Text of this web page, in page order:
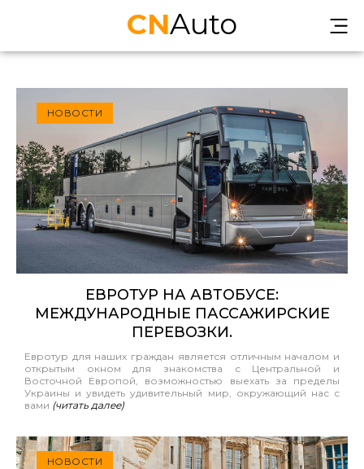
CNAuto
НОВОСТИ
ЕВРОТУР НА АВТОБУСЕ:
МЕЖДУНАРОДНЫЕ ПАССАЖИРСКИЕ
ПЕРЕВОЗКИ.
Евротур для наших граждан является отличным началом и
открытым окном для знакомства с Центральной и
Восточной Европой, возможностью выехать за пределы
Украины и увидеть удивительный мир, окружающий нас с
вами (читать далее)
НОВОСТИ